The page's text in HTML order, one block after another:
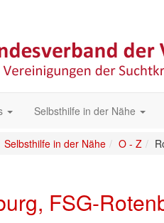
Selbsthilfe in der Nähe
Selbsthilfe in der Nähe O - Z
FSG-